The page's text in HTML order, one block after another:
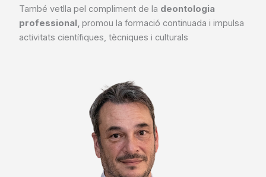
També vetlla pel compliment de la deontologia
professional, promou la formació continuada i impulsa
activitats científiques, tècniques i culturals